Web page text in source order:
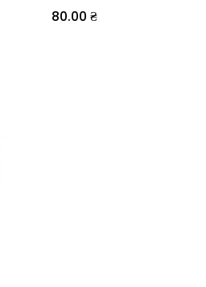
80.00₴